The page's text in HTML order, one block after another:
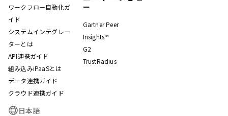
ワークフロー自動化ガ
イド
システムインテグレー
ターとは
API連携ガイド
組み込みiPaaSとは
データ連携ガイド
クラウド連携ガイド
ー
Gartner Peer
Insights™
G2
TrustRadius
日本語